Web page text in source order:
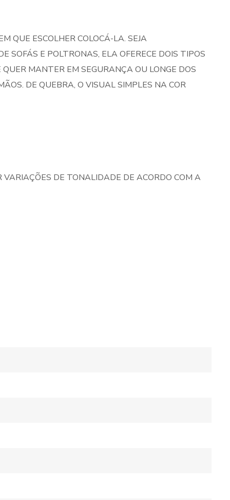
QUE ESCOLHER COLOCÁ-LA. SEJA
SOFÁS E POLTRONAS, ELA OFERECE DOIS TIPOS
MANTER EM SEGURANÇA OU LONGE DOS
DE QUEBRA, O VISUAL SIMPLES NA COR
DE TONALIDADE DE ACORDO COM A